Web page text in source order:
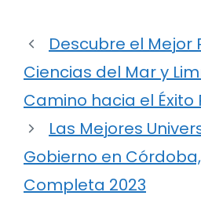
Descubre el Mejor
Ciencias del Mar y
Camino hacia el Éxito
Las Mejores
Gobierno en
Completa 2023